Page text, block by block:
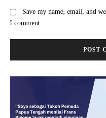
Save my name, email, and
I comment.